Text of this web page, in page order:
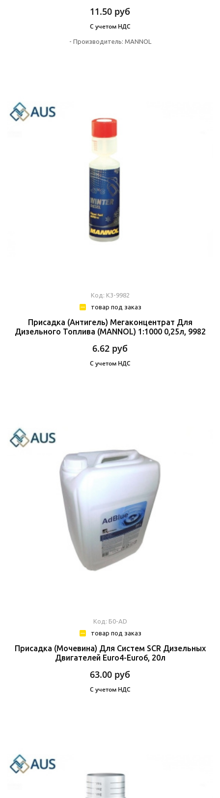
11.50 руб
С учетом НДС
- Производитель: MANNOL
Код: К3-9982
товар под заказ
Присадка (Антигель) Мегаконцентрат Для
Дизельного Топлива (MANNOL) 1:1000 0,25л, 9982
6.62 руб
С учетом НДС
Код: Б0-AD
товар под заказ
Присадка (Мочевина) Для Систем SCR Дизельных
Двигателей Euro4-Euro6, 20л
63.00 руб
С учетом НДС